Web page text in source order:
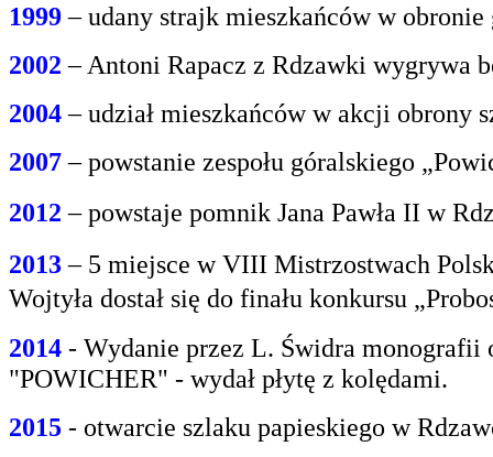
1999– udany strajk mieszkańców w
2002 – Antoni Rapacz z Rdzawki wygrywa
2004– udział mieszkańców w akcji obrony
2007– powstanie zespołu góralskiego
2012 – powstaje pomnik Jana Pawła II w
2013– 5 miejsce w VIII Mistrzostwach
Wojtyła dostał się do finału konkursu
2014 - Wydanie przez L. Świdra monografii
"POWICHER" - wydał płytę z kolędami.
2015 - otwarcie szlaku papieskiego w